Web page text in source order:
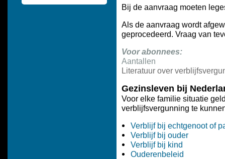
Bij de aanvraag moeten
Als de aanvraag wordt
geprocedeerd. Vraag van
Voor abonnees:
Aantallen
Literatuur over
Gezinsleven bij
Voor elke familie situatie
verblijfsvergunning te
Verblijf bij echtgenoot of
Verblijf bij ouder
Verblijf bij kind
Ouderenbeleid